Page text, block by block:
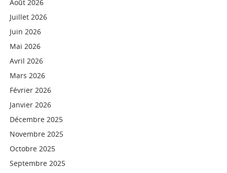
Août 2026
Juillet 2026
Juin 2026
Mai 2026
Avril 2026
Mars 2026
Février 2026
Janvier 2026
Décembre 2025
Novembre 2025
Octobre 2025
Septembre 2025